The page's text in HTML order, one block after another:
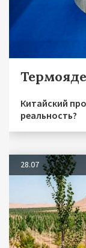
Китайский
реальность?
28.07